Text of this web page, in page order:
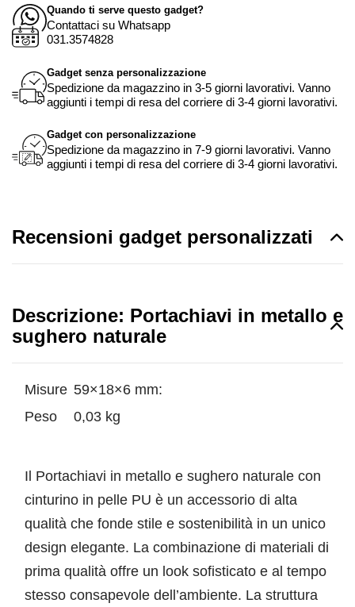
Quando ti serve questo gadget?
Contattaci su Whatsapp
031.3574828
Gadget senza personalizzazione
Spedizione da magazzino in 3-5 giorni lavorativi. Vanno
aggiunti i tempi di resa del corriere di 3-4 giorni lavorativi.
Gadget con personalizzazione
Spedizione da magazzino in 7-9 giorni lavorativi. Vanno
aggiunti i tempi di resa del corriere di 3-4 giorni lavorativi.
Recensioni gadget personalizzati
Descrizione: Portachiavi in metallo e
sughero naturale
Misure 59×18×6 mm:
Peso
0,03 kg
Il Portachiavi in metallo e sughero naturale con
cinturino in pelle PU è un accessorio di alta
qualità che fonde stile e sostenibilità in un unico
design elegante. La combinazione di materiali di
prima qualità offre un look sofisticato e al tempo
stesso consapevole dell’ambiente. La struttura